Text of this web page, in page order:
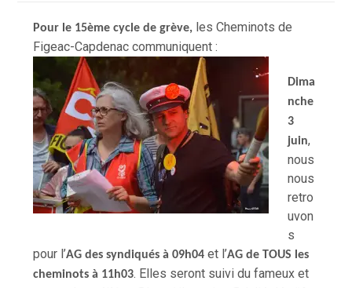
Pour le 15ème cycle de grève, les Cheminots de
Figeac-Capdenac communiquent :
Dima
nche
3
juin,
nous
nous
retro
uvon
s
pour l’AG des syndiqués à 09h04 et l’AG de TOUS les
cheminots à 11h03. Elles seront suivi du fameux et